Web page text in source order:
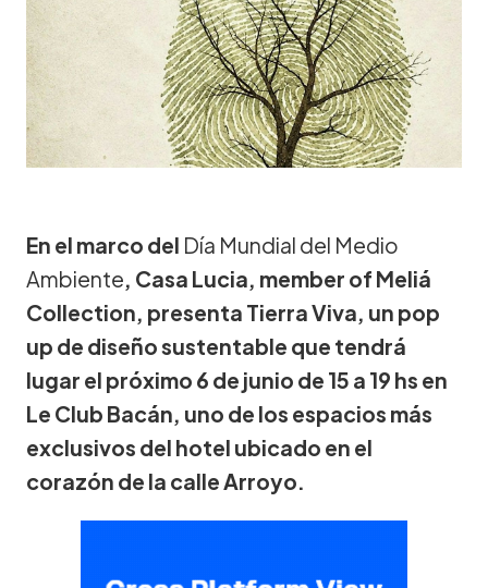
En el marco del Día Mundial del Medio
Ambiente, Casa Lucia, member of Meliá
Collection, presenta Tierra Viva, un pop
up de diseño sustentable que tendrá
lugar el próximo 6 de junio de 15 a 19 hs en
Le Club Bacán, uno de los espacios más
exclusivos del hotel ubicado en el
corazón de la calle Arroyo.